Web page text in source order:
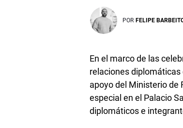
POR FELIPE
En el marco de las
relaciones diplomáticas
apoyo del Ministerio de
especial en el Palacio
diplomáticos e